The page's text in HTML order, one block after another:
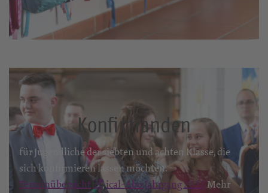
Konfirmanden
für Jugendliche der siebten und achten Klasse, die
sich konfirmieren lassen möchten.
Terminübersicht
,ical-Abo Jahrgang 2027Mehr